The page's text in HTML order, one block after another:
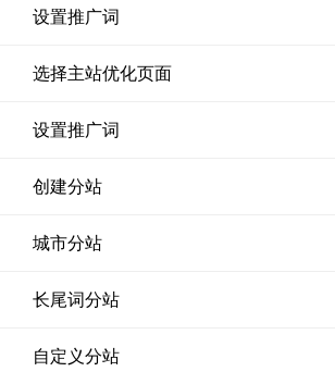
设置推广词
选择主站优化页面
设置推广词
创建分站
城市分站
长尾词分站
自定义分站